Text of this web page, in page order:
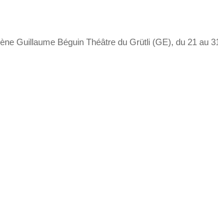
Guillaume Béguin Théâtre du Grütli (GE), du 21 au